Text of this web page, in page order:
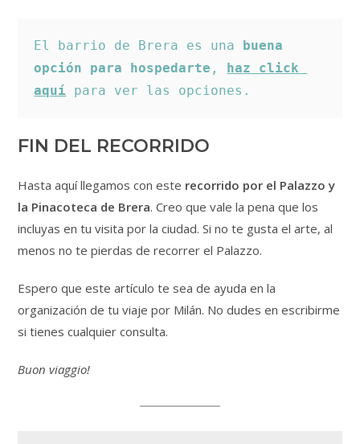
El barrio de Brera es una buena
opción para hospedarte , haz click
aquí para ver las opciones.
FIN DEL RECORRIDO
Hasta aquí llegamos con este recorrido por el Palazzo y
la Pinacoteca de Brera. Creo que vale la pena que los
incluyas en tu visita por la ciudad. Si no te gusta el arte, al
menos no te pierdas de recorrer el Palazzo.
Espero que este artículo te sea de ayuda en la
organización de tu viaje por Milán. No dudes en escribirme
si tienes cualquier consulta.
Buon viaggio!